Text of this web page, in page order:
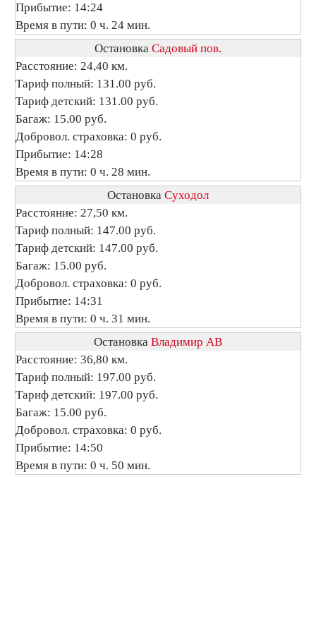
Прибытие: 14:24
Время в пути: 0 ч. 24 мин.
Остановка Садовый пов.
Расстояние: 24,40 км.
Тариф полный: 131.00 руб.
Тариф детский: 131.00 руб.
Багаж: 15.00 руб.
Добровол. страховка: 0 руб.
Прибытие: 14:28
Время в пути: 0 ч. 28 мин.
Остановка Суходол
Расстояние: 27,50 км.
Тариф полный: 147.00 руб.
Тариф детский: 147.00 руб.
Багаж: 15.00 руб.
Добровол. страховка: 0 руб.
Прибытие: 14:31
Время в пути: 0 ч. 31 мин.
Остановка Владимир АВ
Расстояние: 36,80 км.
Тариф полный: 197.00 руб.
Тариф детский: 197.00 руб.
Багаж: 15.00 руб.
Добровол. страховка: 0 руб.
Прибытие: 14:50
Время в пути: 0 ч. 50 мин.